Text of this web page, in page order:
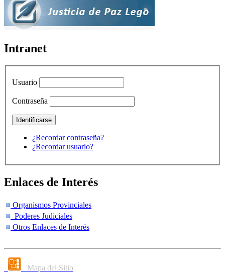
Intranet
Usuario
Contraseña
¿Recordar contraseña?
¿Recordar usuario?
Enlaces de Interés
Organismos Provinciales
Poderes Judiciales
Otros Enlaces de Interés
Mapa del Sitio